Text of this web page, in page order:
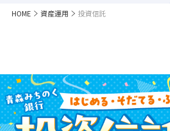
HOME 資産運用 投資信託